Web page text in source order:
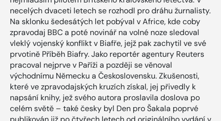
necelých dvaceti letech se rozhodl pro dráhu žurnalisty.
Na sklonku šedesátých let pobýval v Africe, kde coby
zpravodaj BBC a poté novinář na volné noze sledoval
vleklý vojenský konflikt v Biafře, jejž pak zachytil ve své
prvotině Příběh Biafry. Jako reportér agentury Reuters
pracoval nejprve v Paříži a později se věnoval
východnímu Německu a Československu. Zkušenosti,
které ve zpravodajských kruzích získal, jej přivedly k
napsání knihy, jež svého autora proslavila doslova po
celém světě – také česky byl Den pro Šakala poprvé